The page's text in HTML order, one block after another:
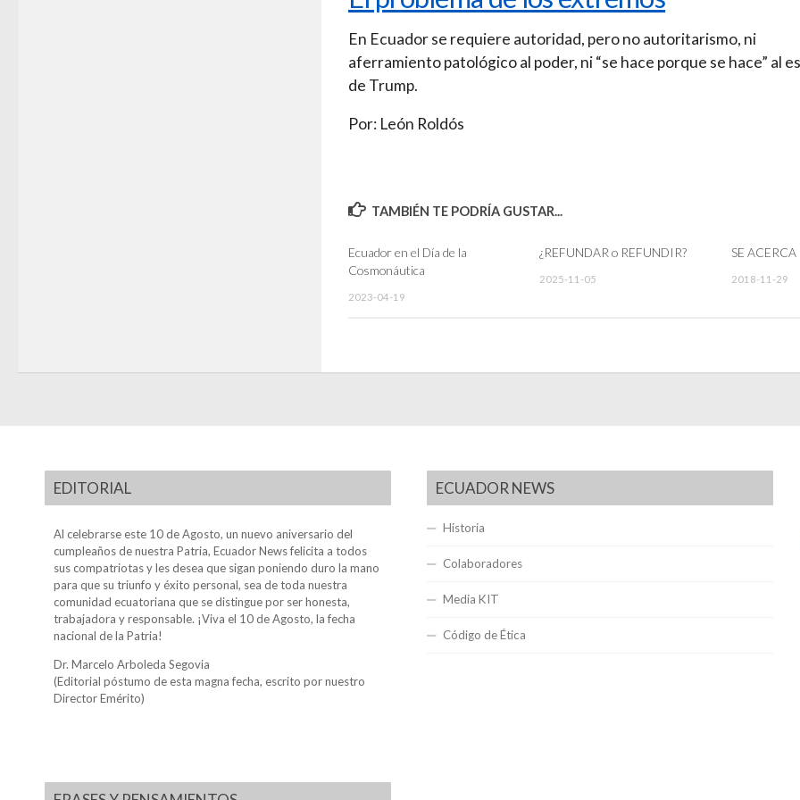
En Ecuador se requiere autoridad, pero no autoritarismo, ni
aferramiento patológico al poder, ni “se hace porque se hace” al
de Trump.
Por: León Roldós
TAMBIÉN TE PODRÍA GUSTAR...
Ecuador en el Día de la
Cosmonáutica
2023-04-19
¿REFUNDAR o REFUNDIR?
2025-11-05
SE ACERCA
2018-11-29
EDITORIAL
Al celebrarse este 10 de Agosto, un nuevo aniversario del
cumpleaños de nuestra Patria, Ecuador News felicita a todos
sus compatriotas y les desea que sigan poniendo duro la mano
para que su triunfo y éxito personal, sea de toda nuestra
comunidad ecuatoriana que se distingue por ser honesta,
trabajadora y responsable. ¡Viva el 10 de Agosto, la fecha
nacional de la Patria!
Dr. Marcelo Arboleda Segovia
(Editorial póstumo de esta magna fecha, escrito por nuestro
Director Emérito)
ECUADOR NEWS
Historia
Colaboradores
Media KIT
Código de Ética